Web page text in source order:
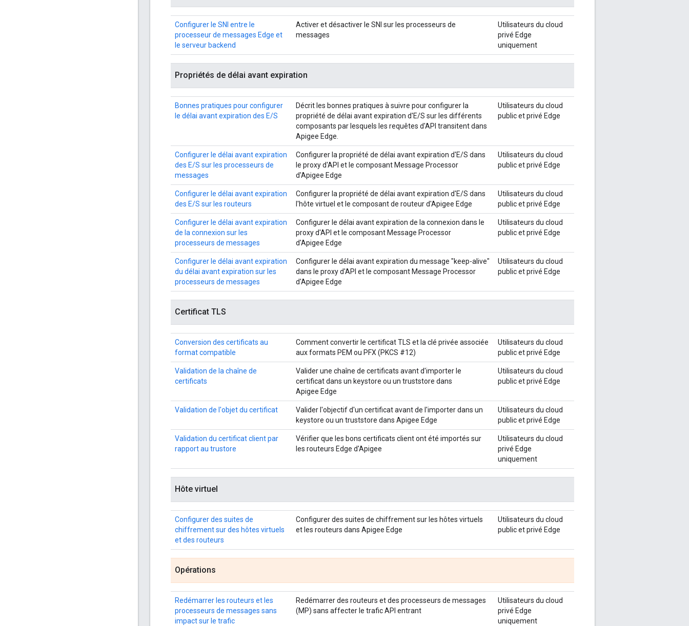
Configurer le SNI entre le
processeur de messages Edge et
le serveur backend
Activer et désactiver le SNI sur les processeurs de
messages
Utilisateurs du cloud
privé Edge
uniquement
Propriétés de délai avant expiration
Bonnes pratiques pour configurer
le délai avant expiration des E/S
Décrit les bonnes pratiques à suivre pour configurer la
propriété de délai avant expiration d'E/S sur les différents
composants par lesquels les requêtes d'API transitent dans
Apigee Edge.
Utilisateurs du cloud
public et privé Edge
Configurer le délai avant expiration
des E/S sur les processeurs de
messages
Configurer la propriété de délai avant expiration d'E/S dans
le proxy d'API et le composant Message Processor
d'Apigee Edge
Utilisateurs du cloud
public et privé Edge
Configurer le délai avant expiration
des E/S sur les routeurs
Configurer la propriété de délai avant expiration d'E/S dans
l'hôte virtuel et le composant de routeur d'Apigee Edge
Utilisateurs du cloud
public et privé Edge
Configurer le délai avant expiration
de la connexion sur les
processeurs de messages
Configurer le délai avant expiration de la connexion dans le
proxy d'API et le composant Message Processor
d'Apigee Edge
Utilisateurs du cloud
public et privé Edge
Configurer le délai avant expiration
du délai avant expiration sur les
processeurs de messages
Configurer le délai avant expiration du message "keep-alive"
dans le proxy d'API et le composant Message Processor
d'Apigee Edge
Utilisateurs du cloud
public et privé Edge
Certificat TLS
Conversion des certificats au
format compatible
Comment convertir le certificat TLS et la clé privée associée
aux formats PEM ou PFX (PKCS #12)
Utilisateurs du cloud
public et privé Edge
Validation de la chaîne de
certificats
Valider une chaîne de certificats avant d'importer le
certificat dans un keystore ou un truststore dans
Apigee Edge
Utilisateurs du cloud
public et privé Edge
Validation de l'objet du certificat
Valider l'objectif d'un certificat avant de l'importer dans un
keystore ou un truststore dans Apigee Edge
Utilisateurs du cloud
public et privé Edge
Validation du certificat client par
rapport au trustore
Vérifier que les bons certificats client ont été importés sur
les routeurs Edge d'Apigee
Utilisateurs du cloud
privé Edge
uniquement
Hôte virtuel
Configurer des suites de
chiffrement sur des hôtes virtuels
et des routeurs
Configurer des suites de chiffrement sur les hôtes virtuels
et les routeurs dans Apigee Edge
Utilisateurs du cloud
public et privé Edge
Opérations
Redémarrer les routeurs et les
processeurs de messages sans
impact sur le trafic
Redémarrer des routeurs et des processeurs de messages
(MP) sans affecter le trafic API entrant
Utilisateurs du cloud
privé Edge
uniquement